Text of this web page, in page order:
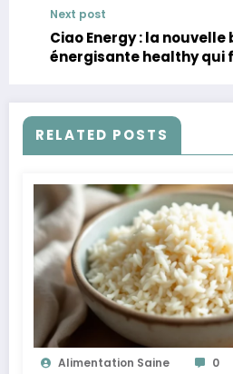
Next post
Ciao Energy : la nouvelle
énergisante healthy qui
RELATED POSTS
Alimentation Saine 0